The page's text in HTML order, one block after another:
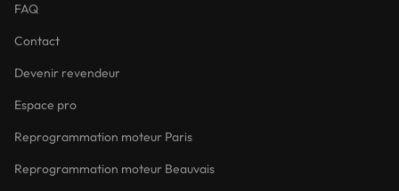
FAQ
Contact
Devenir revendeur
Espace pro
Reprogrammation moteur Paris
Reprogrammation moteur Beauvais